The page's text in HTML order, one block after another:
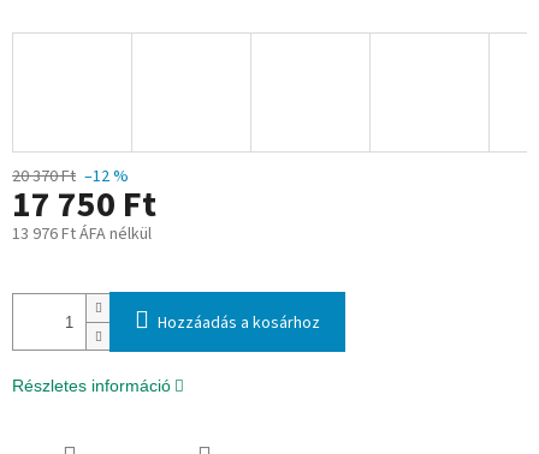
20 370 Ft –12 %
17 750 Ft
13 976 Ft ÁFA nélkül
Hozzáadás a kosárhoz
Részletes információ